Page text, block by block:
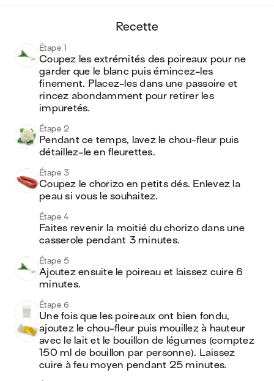
recette
Étape 1
Coupez les extrémités des poireaux pour ne
garder que le blanc puis émincez-les
finement. Placez-les dans une passoire et
rincez abondamment pour retirer les
impuretés.
Étape 2
Pendant ce temps, lavez le chou-fleur puis
détaillez-le en fleurettes.
Étape 3
Coupez le chorizo en petits dés. Enlevez la
peau si vous le souhaitez.
Étape 4
Faites revenir la moitié du chorizo dans une
casserole pendant 3 minutes.
Étape 5
Ajoutez ensuite le poireau et laissez cuire 6
minutes.
Étape 6
Une fois que les poireaux ont bien fondu,
ajoutez le chou-fleur puis mouillez à hauteur
avec le lait et le bouillon de légumes (comptez
150 ml de bouillon par personne). Laissez
cuire à feu moyen pendant 25 minutes.